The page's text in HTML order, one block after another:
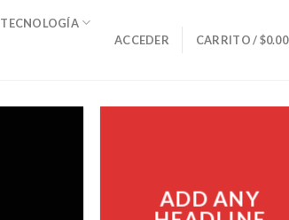
TECNOLOGÍA
ACCEDER CARRITO /$0.00
ADD ANY